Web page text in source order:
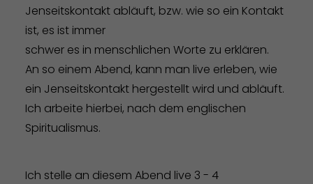
Jenseitskontakt abläuft, bzw. wie so ein Kontakt
ist, es ist immer
schwer es in menschlichen Worte zu erklären.
An so einem Abend, kann man live erleben, wie
ein Jenseitskontakt hergestellt wird und abläuft.
Ich arbeite hierbei, nach dem englischen
Spiritualismus.
Ich stelle an diesem Abend live 3 - 4